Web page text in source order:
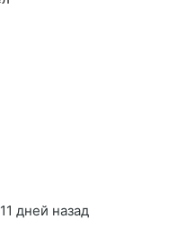
11 дней назад